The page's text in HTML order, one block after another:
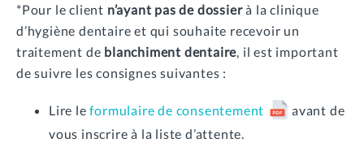
*Pour le client n’ayant pas de dossierà la clinique
d’hygiène dentaire et qui souhaite recevoir un
traitement de blanchiment dentaire, il est important
de suivre les consignes suivantes :
Lire leformulaire de consentement
avant de
vous inscrire à la liste d’attente.